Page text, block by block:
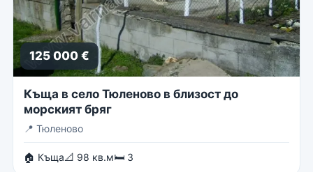
125 000 €
Къща в село Тюленово в близост до
морският бряг
📍 Тюленово
🏠 Къща📐 98 кв.м🛏 3